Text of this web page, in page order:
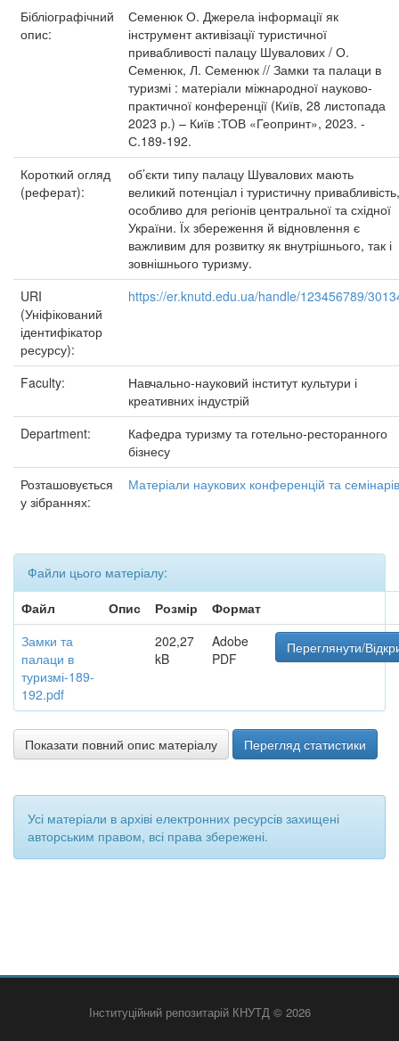
Бібліографічний
опис:
Семенюк О. Джерела інформації як
інструмент активізації туристичної
привабливості палацу Шувалових / О.
Семенюк, Л. Семенюк // Замки та палаци в
туризмі : матеріали міжнародної науково-
практичної конференції (Київ, 28 листопада
2023 р.) – Київ :ТОВ «Геопринт», 2023. -
С.189-192.
Короткий огляд
(реферат):
об’єкти типу палацу Шувалових мають
великий потенціал і туристичну привабливість,
особливо для регіонів центральної та східної
України. Їх збереження й відновлення є
важливим для розвитку як внутрішнього, так і
зовнішнього туризму.
URI
(Уніфікований
ідентифікатор
ресурсу):
https://er.knutd.edu.ua/handle/123456789/
Faculty:
Навчально-науковий інститут культури і
креативних індустрій
Department:
Кафедра туризму та готельно-ресторанного
бізнесу
Розташовується
у зібраннях:
Матеріали наукових конференцій та семінарів
Файли цього матеріалу:
Файл
Опис Розмір
Формат
Замки та
палаци в
туризмі-189-
192.pdf
202,27
kB
Adobe
PDF
Переглянути/
Показати повний опис матеріалу Перегляд статистики
Усі матеріали в архіві електронних ресурсів захищені
авторським правом, всі права збережені.
Інституційний репозитарій КНУТД © 2026